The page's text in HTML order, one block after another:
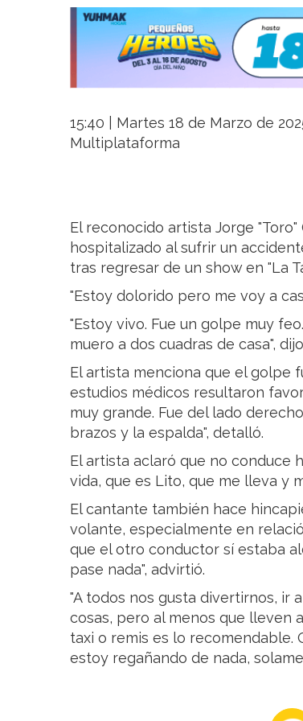
15:40 | Martes 18 de Marzo de
Multiplataforma
El reconocido artista Jorge
hospitalizado al sufrir un
tras regresar de un show en "La
"Estoy dolorido pero me voy a
"Estoy vivo. Fue un golpe muy
muero a dos cuadras de casa",
El artista menciona que el golpe
estudios médicos resultaron
muy grande. Fue del lado
brazos y la espalda", detalló.
El artista aclaró que no conduce
vida, que es Lito, que me lleva y
El cantante también hace
volante, especialmente en
que el otro conductor sí estaba
pase nada", advirtió.
"A todos nos gusta divertirnos, ir
cosas, pero al menos que lleven
taxi o remis es lo recomendable.
estoy regañando de nada,